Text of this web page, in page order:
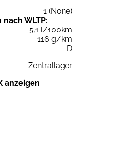
1 (None)
WLTP:
5,1 l/100km
116 g/km
D
Zentrallager
anzeigen